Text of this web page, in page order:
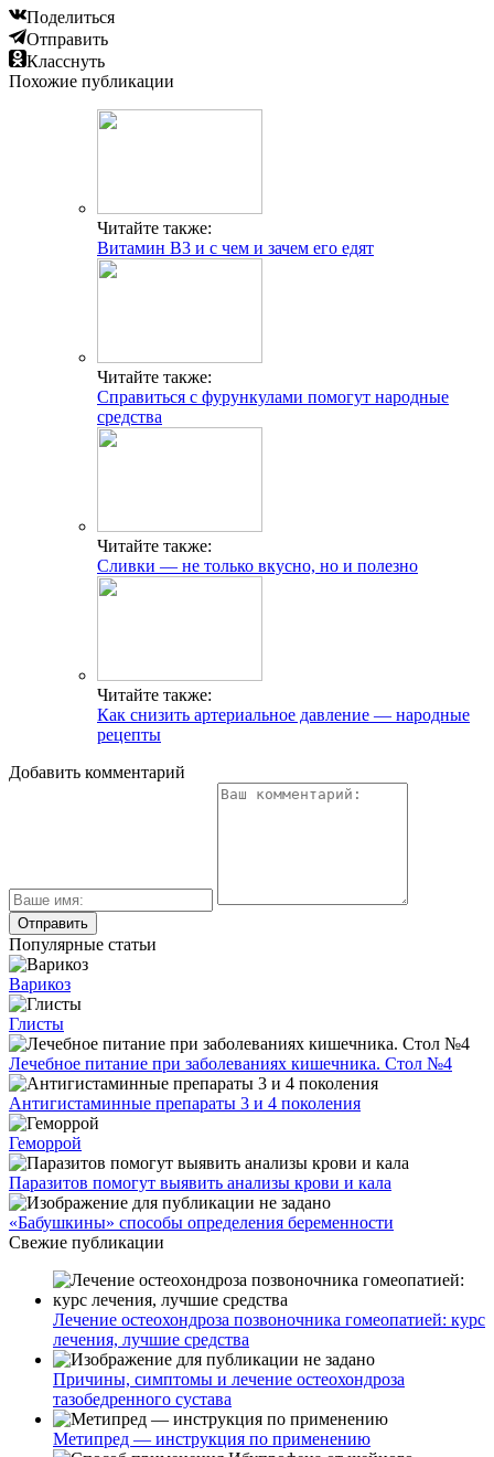
Поделиться
Отправить
Класснуть
Похожие публикации
Читайте также:
Витамин В3 и с чем и зачем его едят
Читайте также:
Справиться с фурункулами помогут народные
средства
Читайте также:
Сливки — не только вкусно, но и полезно
Читайте также:
Как снизить артериальное давление — народные
рецепты
Добавить комментарий
Популярные статьи
Варикоз
Глисты
Лечебное питание при заболеваниях кишечника. Стол №4
Антигистаминные препараты 3 и 4 поколения
Геморрой
Паразитов помогут выявить анализы крови и кала
«Бабушкины» способы определения беременности
Свежие публикации
Лечение остеохондроза позвоночника гомеопатией: курс
лечения, лучшие средства
Причины, симптомы и лечение остеохондроза
тазобедренного сустава
Метипред — инструкция по применению